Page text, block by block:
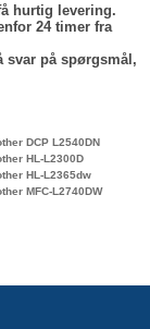
hurtig levering.
24 timer fra
svar på spørgsmål,
DCP L2540DN
HL-L2300D
HL-L2365dw
MFC-L2740DW